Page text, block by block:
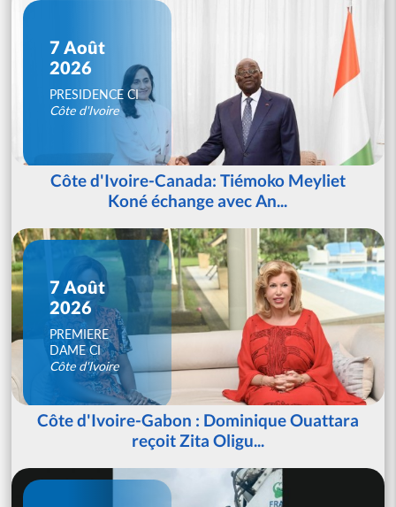
7 Août
2026
PRESIDENCE CI
Côte d'Ivoire
Côte d'Ivoire-Canada: Tiémoko Meyliet
Koné échange avec An...
7 Août
2026
PREMIERE
DAME CI
Côte d'Ivoire
Côte d'Ivoire-Gabon : Dominique Ouattara
reçoit Zita Oligu...